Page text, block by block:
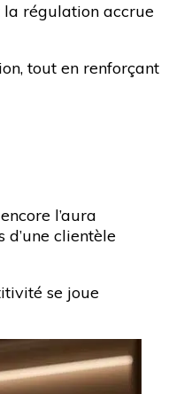
la régulation accrue
tout en renforçant
l’aura
clientèle
se joue